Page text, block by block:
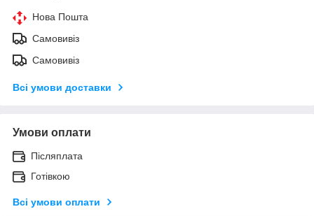
Нова Пошта
Самовивіз
Самовивіз
Всі умови доставки
Умови оплати
Післяплата
Готівкою
Всі умови оплати